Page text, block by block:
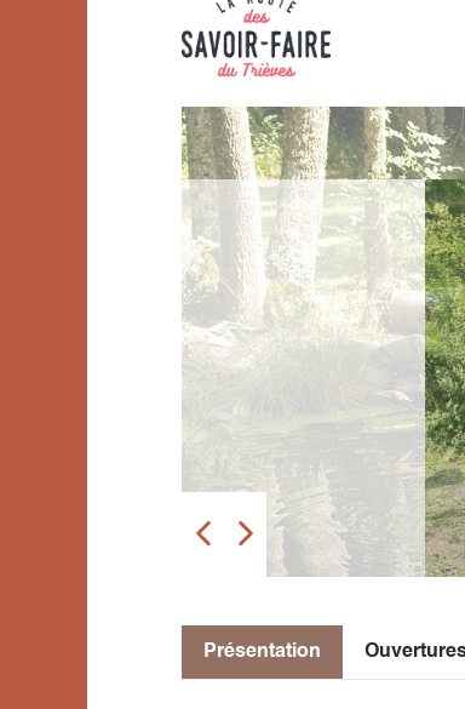
Présentation